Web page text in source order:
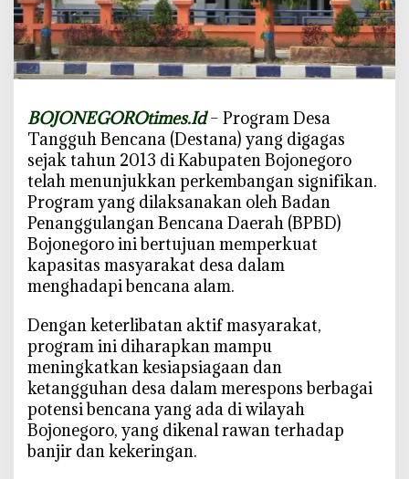
t
k
a
n
9
D
e
s
a
T
a
n
g
u
h
B
e
n
c
a
n
BOJONEGOROtimes.Id– Program Desa
Tangguh Bencana (Destana) yang digagas
sejak tahun 2013 di Kabupaten Bojonegoro
telah menunjukkan perkembangan signifikan.
Program yang dilaksanakan oleh Badan
Penanggulangan Bencana Daerah (BPBD)
Bojonegoro ini bertujuan memperkuat
kapasitas masyarakat desa dalam
menghadapi bencana alam.
Dengan keterlibatan aktif masyarakat,
program ini diharapkan mampu
meningkatkan kesiapsiagaan dan
ketangguhan desa dalam merespons berbagai
potensi bencana yang ada di wilayah
Bojonegoro, yang dikenal rawan terhadap
banjir dan kekeringan.